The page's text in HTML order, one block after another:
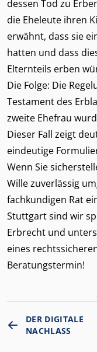
dessen Tod zu
die Eheleute ihren
erwähnt, dass sie
hatten und dass
Elternteils erben
Die Folge: Die
Testament des
zweite Ehefrau
Dieser Fall zeigt
eindeutige
Wenn Sie
Wille zuverlässig
fachkundigen Rat
Stuttgart sind wir
Erbrecht und
eines
Beratungstermin!
DER DIGITALE
NACHLASS